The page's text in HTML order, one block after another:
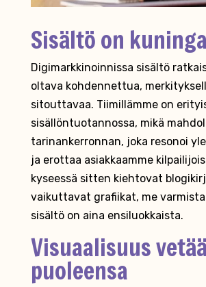
Sisältö on
Digimarkkinoinnissa sisältö
oltava kohdennettua,
sitouttavaa. Tiimillämme on
sisällöntuotannossa, mikä
tarinankerronnan, joka resonoi
ja erottaa asiakkaamme
kyseessä sitten kiehtovat
vaikuttavat grafiikat, me
sisältö on aina ensiluokkaista.
Visuaalisuus
puoleensa